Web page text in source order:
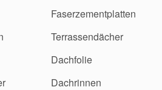
Faserzementplatten
Terrassendächer
Dachfolie
Dachrinnen